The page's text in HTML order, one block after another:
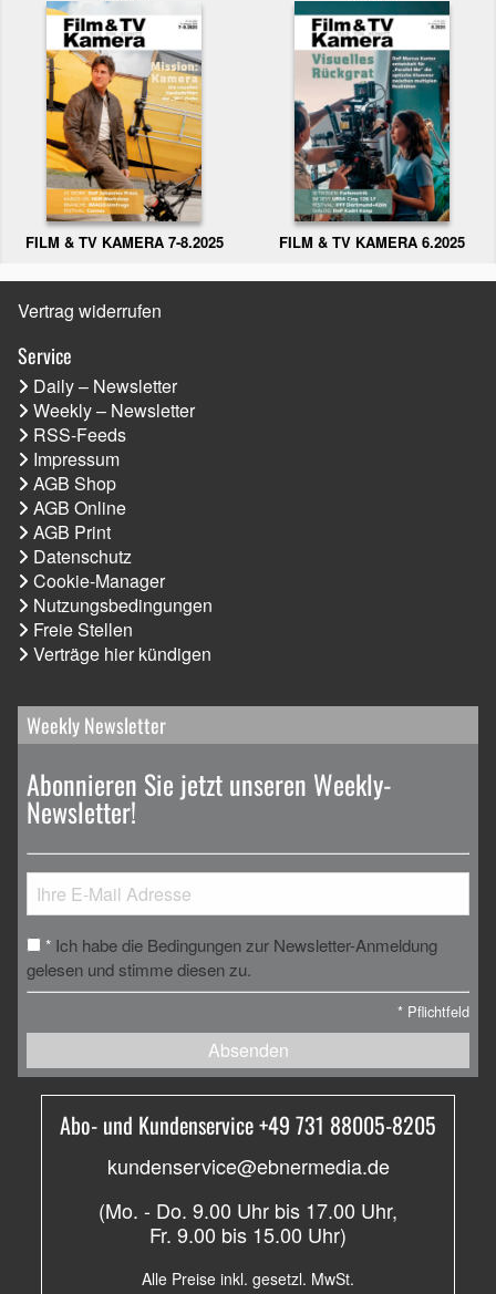
FILM & TV KAMERA 7-8.2025 FILM & TV KAMERA 6.2025
Vertrag widerrufen
Service
Daily – Newsletter
Weekly – Newsletter
RSS-Feeds
Impressum
AGB Shop
AGB Online
AGB Print
Datenschutz
Cookie-Manager
Nutzungsbedingungen
Freie Stellen
Verträge hier kündigen
Weekly Newsletter
Abonnieren Sie jetzt unseren Weekly-
Newsletter!
* Ich habe die Bedingungen zur Newsletter-Anmeldung
gelesen und stimme diesen zu.
* Pflichtfeld
Absenden
Abo- und Kundenservice +49 731 88005-8205
kundenservice@ebnermedia.de
(Mo. - Do. 9.00 Uhr bis 17.00 Uhr,
Fr. 9.00 bis 15.00 Uhr)
Alle Preise inkl. gesetzl. MwSt.